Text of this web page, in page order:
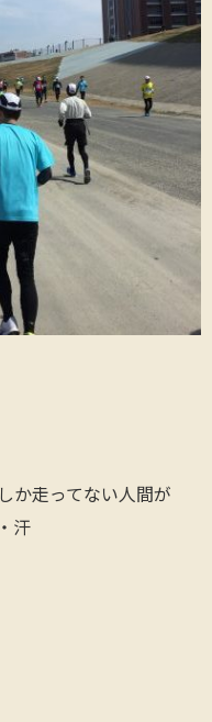
か走ってない人間が
汗